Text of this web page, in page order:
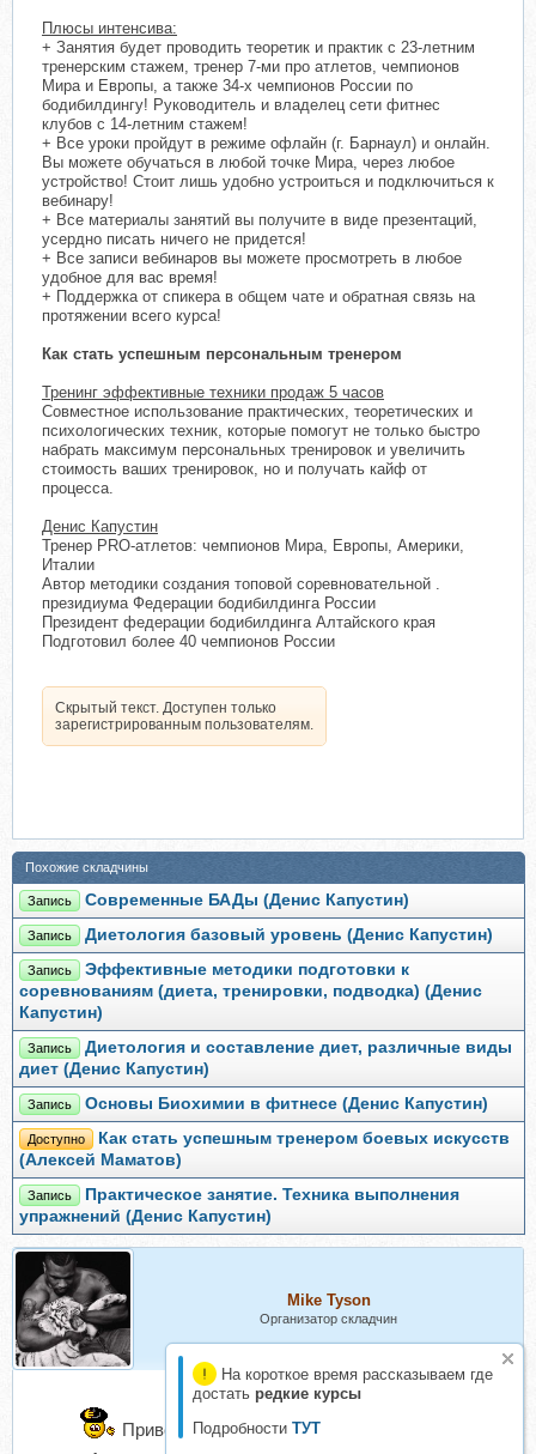
На короткое время рассказываем где
достать редкие курсы
Подробности ТУТ
Плюсы интенсива:
+ Занятия будет проводить теоретик и практик с 23-летним
тренерским стажем, тренер 7-ми про атлетов, чемпионов
Мира и Европы, а также 34-х чемпионов России по
бодибилдингу! Руководитель и владелец сети фитнес
клубов с 14-летним стажем!
+ Все уроки пройдут в режиме офлайн (г. Барнаул) и онлайн.
Вы можете обучаться в любой точке Мира, через любое
устройство! Стоит лишь удобно устроиться и подключиться к
вебинару!
+ Все материалы занятий вы получите в виде презентаций,
усердно писать ничего не придется!
+ Все записи вебинаров вы можете просмотреть в любое
удобное для вас время!
+ Поддержка от спикера в общем чате и обратная связь на
протяжении всего курса!
Как стать успешным персональным тренером
Тренинг эффективные техники продаж 5 часов
Совместное использование практических, теоретических и
психологических техник, которые помогут не только быстро
набрать максимум персональных тренировок и увеличить
стоимость ваших тренировок, но и получать кайф от
процесса.
Денис Капустин
Тренер PRO-атлетов: чемпионов Мира, Европы, Америки,
Италии
Автор методики создания топовой соревновательной .
президиума Федерации бодибилдинга России
Президент федерации бодибилдинга Алтайского края
Подготовил более 40 чемпионов России
Скрытый текст. Доступен только
зарегистрированным пользователям.
Похожие складчины
Запись Современные БАДы (Денис Капустин)
Запись Диетология базовый уровень (Денис Капустин)
Запись
Эффективные методики подготовки к
соревнованиям (диета, тренировки, подводка) (Денис
Капустин)
Запись
Диетология и составление диет, различные виды
диет (Денис Капустин)
Запись Основы Биохимии в фитнесе (Денис Капустин)
Доступно
Как стать успешным тренером боевых искусств
(Алексей Маматов)
Запись
Практическое занятие. Техника выполнения
упражнений (Денис Капустин)
Mike Tyson
Организатор складчин
Приветствую тебягость